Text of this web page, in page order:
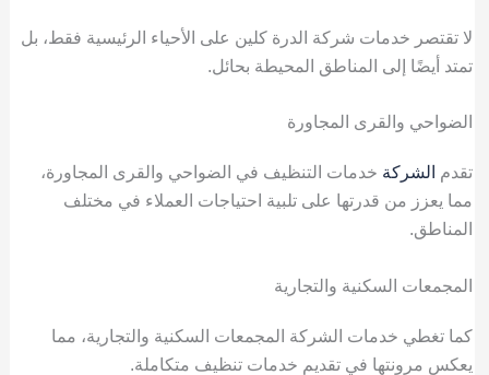
لا تقتصر خدمات شركة الدرة كلين على الأحياء الرئيسية فقط، بل
تمتد أيضًا إلى المناطق المحيطة بحائل.
الضواحي والقرى المجاورة
تقدم الشركة خدمات التنظيف في الضواحي والقرى المجاورة،
مما يعزز من قدرتها على تلبية احتياجات العملاء في مختلف
المناطق.
المجمعات السكنية والتجارية
كما تغطي خدمات الشركة المجمعات السكنية والتجارية، مما
يعكس مرونتها في تقديم خدمات تنظيف متكاملة.